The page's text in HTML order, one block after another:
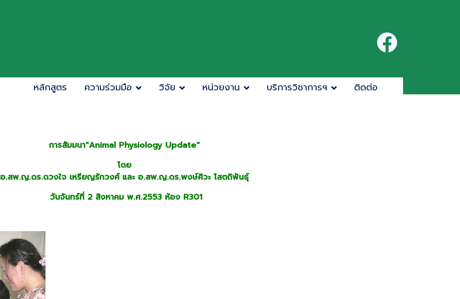
หลักสูตร ความร่วมมือ วิจัย หน่วยงาน บริการวิชาการฯ ติดต่อ
การสัมมนา"Animal Physiology Update"
โดย
อ.สพ.ญ.ดร.ดวงใจ เหรียญรักวงศ์ และ อ.สพ.ญ.ดร.พงษ์ศิวะ โสตถิพันธุ์
วันจันทร์ที่ 2 สิงหาคม พ.ศ.2553 ห้อง R301